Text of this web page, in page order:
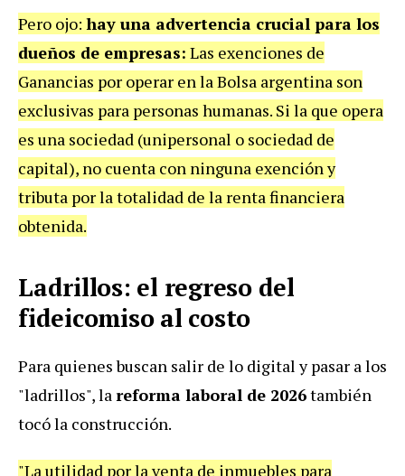
Pero ojo: hay una advertencia crucial para los
dueños de empresas: Las exenciones de
Ganancias por operar en la Bolsa argentina son
exclusivas para personas humanas. Si la que opera
es una sociedad (unipersonal o sociedad de
capital), no cuenta con ninguna exención y
tributa por la totalidad de la renta financiera
obtenida.
Ladrillos: el regreso del
fideicomiso al costo
Para quienes buscan salir de lo digital y pasar a los
"ladrillos", lareforma laboral de 2026también
tocó la construcción.
"La utilidad por la venta de inmuebles para